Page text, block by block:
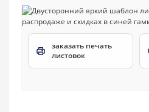
заказать печать
листовок